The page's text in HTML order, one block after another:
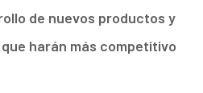
de nuevos productos y
harán más competitivo